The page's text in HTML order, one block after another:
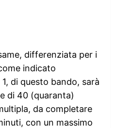
differenziata per i
indicato
1, di questo bando, sarà
di 40 (quaranta)
da completare
con un massimo